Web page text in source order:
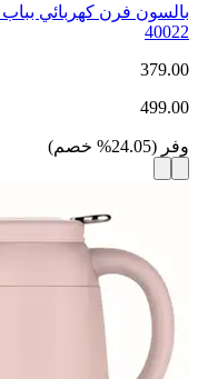
40022
379.00
499.00
وفر (
24.05
% خصم)